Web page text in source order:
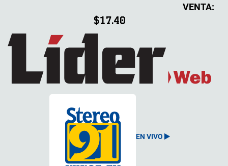
VENTA:
$17.40
EN VIVO